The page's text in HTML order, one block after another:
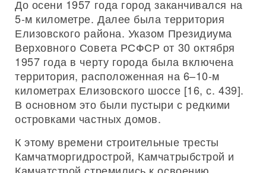
До осени 1957 года город заканчивался на
5-м километре. Далее была территория
Елизовского района. Указом Президиума
Верховного Совета РСФСР от 30 октября
1957 года в черту города была включена
территория, расположенная на 6–10-м
километрах Елизовского шоссе [16, с. 439].
В основном это были пустыри с редкими
островками частных домов.
К этому времени строительные тресты
Камчатморгидрострой, Камчатрыбстрой и